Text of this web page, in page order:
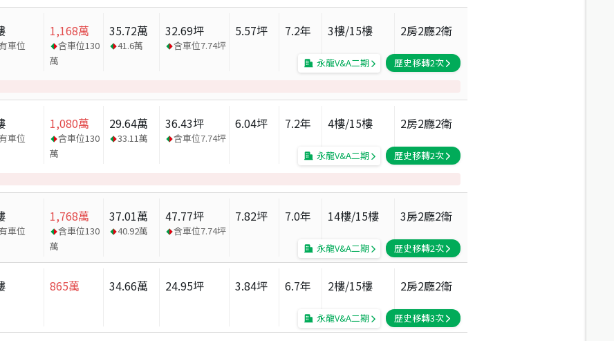
車位
1,168萬
含車位130
萬
35.72萬
41.6萬
32.69坪
含車位7.74坪
5.57坪 7.2年 3樓/15樓 2房2廳2衛
永龍V&A二期 歷史移轉2次
車位
1,080萬
含車位130
萬
29.64萬
33.11萬
36.43坪
含車位7.74坪
6.04坪 7.2年 4樓/15樓 2房2廳2衛
永龍V&A二期 歷史移轉2次
車位
1,768萬
含車位130
萬
37.01萬
40.92萬
47.77坪
含車位7.74坪
7.82坪 7.0年 14樓/15樓 3房2廳2衛
永龍V&A二期 歷史移轉2次
865萬 34.66萬 24.95坪 3.84坪 6.7年 2樓/15樓 2房2廳2衛
永龍V&A二期 歷史移轉3次